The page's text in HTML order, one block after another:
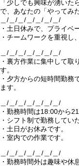
「少しでも興味が湧い
で、あなたの「やってみ
＿/＿/＿/＿/＿/＿/＿/
・土日休みで、プライベ
・チームワークを重視し
＿/＿/＿/＿/＿/＿/＿/
・裏方作業に集中して取
す。
・夕方からの短時間勤務
ます。
＿/＿/＿/＿/＿/＿/＿/
・勤務時間は18:00から
・シフト制で勤務してい
・土日がお休みです。
・室内での作業です。
＿/＿/＿/＿/＿/＿/＿/
・勤務時間外は趣味や休